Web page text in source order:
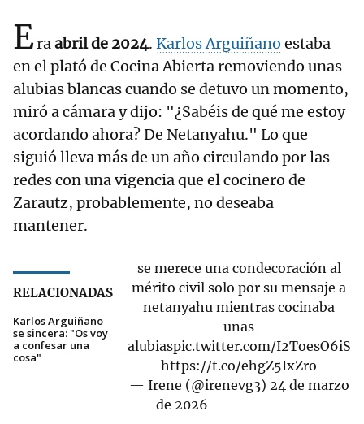
Eraabril de 2024. Karlos Arguiñano estaba
en el plató de Cocina Abierta removiendo unas
alubias blancas cuando se detuvo un momento,
miró a cámara y dijo: "¿Sabéis de qué me estoy
acordando ahora? De Netanyahu." Lo que
siguió lleva más de un año circulando por las
redes con una vigencia que el cocinero de
Zarautz, probablemente, no deseaba
mantener.
RELACIONADAS
Karlos Arguiñano
se sincera: "Os voy
a confesar una
cosa"
se merece una condecoración al
mérito civil solo por su mensaje a
netanyahu mientras cocinaba
unas
alubiaspic.twitter.com/I2ToesO6iS
https://t.co/ehgZ5IxZro
— Irene (@irenevg3) 24 de marzo
de 2026